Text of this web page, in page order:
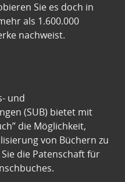
Sie es doch in
als 1.600.000
nachweist.
und
(SUB) bietet mit
die Möglichkeit,
von Büchern zu
die Patenschaft für